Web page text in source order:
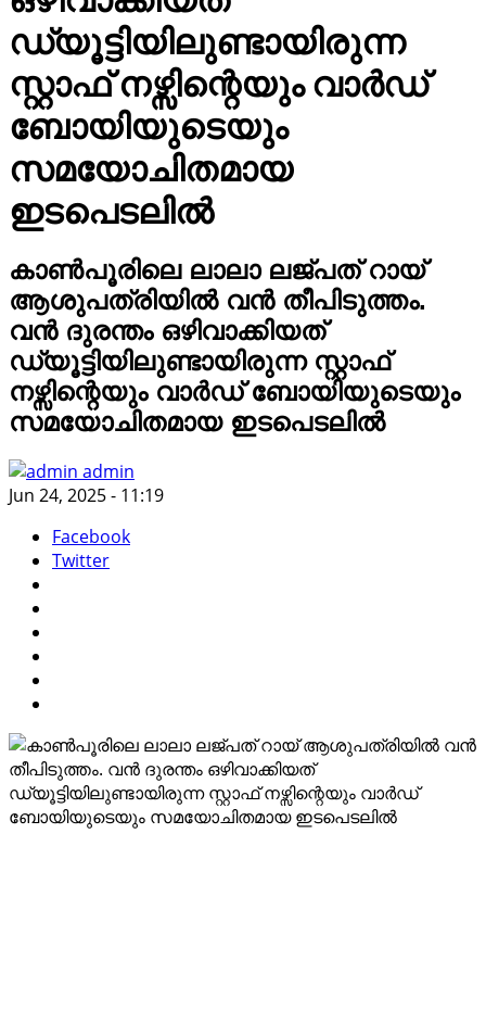
ഡ്യൂട്ടിയിലുണ്ടായിരുന്ന
സ്റ്റാഫ് നഴ്സിന്റെയും വാർഡ്
ബോയിയുടെയും
സമയോചിതമായ
ഇടപെടലിൽ
കാൺപൂരിലെ ലാലാ ലജ്പത് റായ്
ആശുപത്രിയിൽ വൻ തീപിടുത്തം.
വൻ ദുരന്തം ഒഴിവാക്കിയത്
ഡ്യൂട്ടിയിലുണ്ടായിരുന്ന സ്റ്റാഫ്
നഴ്സിന്റെയും വാർഡ് ബോയിയുടെയും
സമയോചിതമായ ഇടപെടലിൽ
admin
Jun 24, 2025 - 11:19
Facebook
Twitter